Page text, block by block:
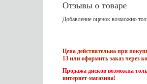
Отзывы о товаре
Добавление оценок возможно
Цена действительна при
13 или оформить заказ через
Продажа дисков возможна
интернет-магазина!